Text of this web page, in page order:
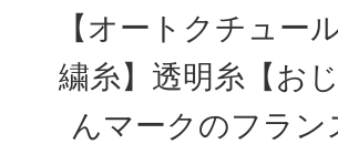
【オートクチュー
繍糸】透明糸【お
んマークのフラン